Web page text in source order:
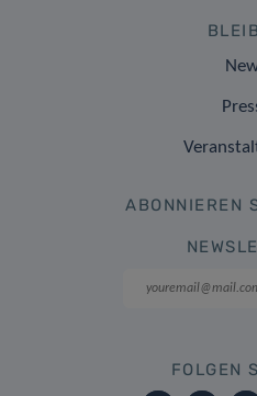
ABONNIEREN
FOLGEN